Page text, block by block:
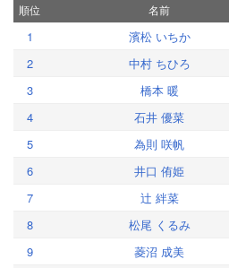
順位 名前
1 濱松 いちか
2
中村 ちひろ
3
橋本 暖
4
石井 優菜
5
為則 咲帆
6
井口 侑姫
7
辻 絆菜
8
松尾 くるみ
9
菱沼 成美